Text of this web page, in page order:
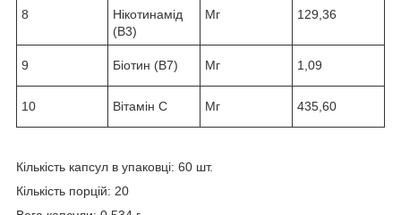
8
Нікотинамід
(В3)
Мг 129,36
9 Біотин (В7) Мг 1,09
10 Вітамін С Мг 435,60
Кількість капсул в упаковці: 60 шт.
Кількість порцій: 20